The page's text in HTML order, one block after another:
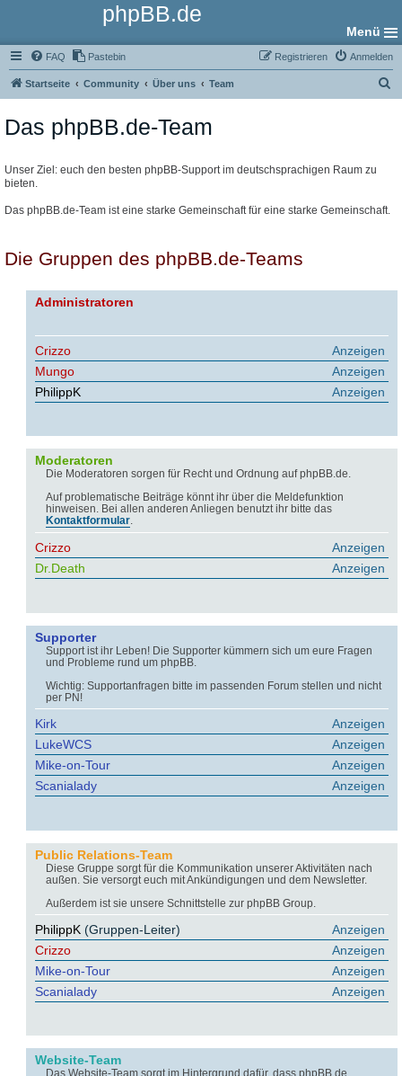
phpBB.de
Menü
FAQ Pastebin Anmelden
Registrieren
Startseite Community Über uns Team
Das phpBB.de-Team
Unser Ziel: euch den besten phpBB-Support im deutschsprachigen Raum zu
bieten.
Das phpBB.de-Team ist eine starke Gemeinschaft für eine starke Gemeinschaft.
Die Gruppen des phpBB.de-Teams
Administratoren
Anzeigen
Crizzo
Anzeigen
Mungo
Anzeigen
PhilippK
Moderatoren
Die Moderatoren sorgen für Recht und Ordnung auf phpBB.de.
Auf problematische Beiträge könnt ihr über die Meldefunktion
hinweisen. Bei allen anderen Anliegen benutzt ihr bitte das
Kontaktformular.
Anzeigen
Crizzo
Anzeigen
Dr.Death
Supporter
Support ist ihr Leben! Die Supporter kümmern sich um eure Fragen
und Probleme rund um phpBB.
Wichtig: Supportanfragen bitte im passenden Forum stellen und nicht
per PN!
Anzeigen
Kirk
Anzeigen
LukeWCS
Anzeigen
Mike-on-Tour
Anzeigen
Scanialady
Public Relations-Team
Diese Gruppe sorgt für die Kommunikation unserer Aktivitäten nach
außen. Sie versorgt euch mit Ankündigungen und dem Newsletter.
Außerdem ist sie unsere Schnittstelle zur phpBB Group.
Anzeigen
PhilippK (Gruppen-Leiter)
Anzeigen
Crizzo
Anzeigen
Mike-on-Tour
Anzeigen
Scanialady
Website-Team
Das Website-Team sorgt im Hintergrund dafür, dass phpBB.de